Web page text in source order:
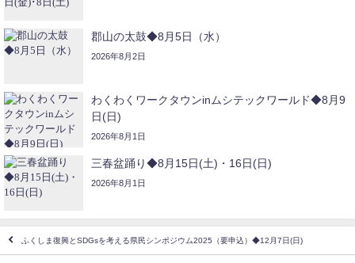
郡山の太鼓◆8月5日（水）
2026年8月2日
わくわくワークタウンinムシテックワールド◆8月9
日(日)
2026年8月1日
三春盆踊り◆8月15日(土)・16日(日)
2026年8月1日
ふくしま復興とSDGsを考える県民シンポジウム2025（要申込）◆12月7日(日)